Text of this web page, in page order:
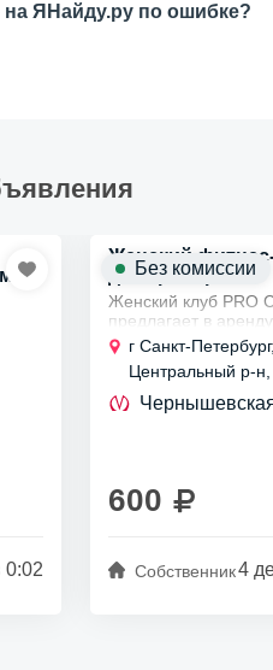
ЯНайду.ру по ошибке?
0:02
Женский
для тренировок
Женский клуб PRO
предлагает в
оборудованный
групповых и
занятий: танцы,
другие...
г Санкт-
Центральный р-н,
Радищева, д 30
600
Собственник4
Без комиссии